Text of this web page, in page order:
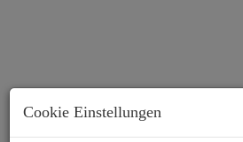
Cookie Einstellungen